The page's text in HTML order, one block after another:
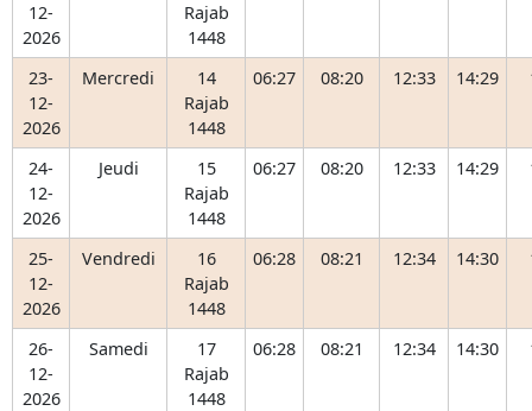
12-
2026
Rajab
1448
23-
12-
2026
Mercredi
14
Rajab
1448
06:27 08:20 12:33 14:29
24-
12-
2026
Jeudi
15
Rajab
1448
06:27 08:20 12:33 14:29
25-
12-
2026
Vendredi
16
Rajab
1448
06:28 08:21 12:34 14:30
26-
12-
2026
Samedi
17
Rajab
1448
06:28 08:21 12:34 14:30